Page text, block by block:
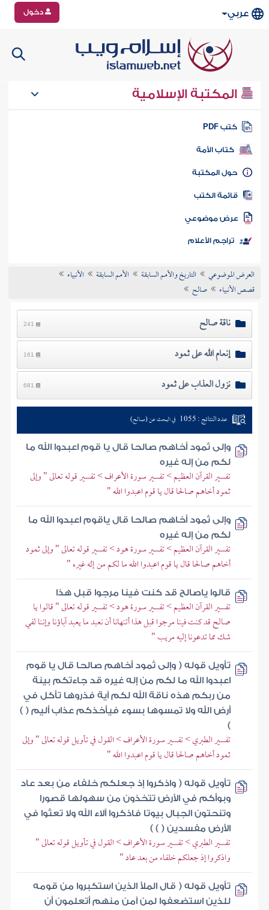
عربي دخول
المكتبة الإسلامية
كتب PDF
كتاب الأمة
المكتبة
الكتب
موضوعي
تراجم الأعلام
العرض الموضوعي التاريخ والأمم السابقة الأمم السابقة
الأنبياء
قصص الأنبياء
صالح
ناقة صالح 241
إنعام الله على ثمود 161
نزول العذاب على ثمود 681
عدد النتائج : 1055 في البحث عن (صالح)
وإلى ثمود أخاهم صالحا قال يا قوم اعبدوا الله ما
لكم من إله غيره
تفسير القرآن العظيم > تفسير سورة الأعراف > تفسير قوله تعالى " وإلى
ثمود أخاهم صالحا قال يا قوم اعبدوا الله "
وإلى ثمود أخاهم صالحا قال ياقوم اعبدوا الله ما
لكم من إله غيره
تفسير القرآن العظيم > تفسير سورة هود > تفسير قوله تعالى " وإلى ثمود
أخاهم صالحا قال يا قوم اعبدوا الله ما لكم من إله غيره "
قالوا ياصالح قد كنت فينا مرجوا قبل هذا
تفسير القرآن العظيم > تفسير سورة هود > تفسير قوله تعالى " قالوا يا
صالح قد كنت فينا مرجوا قبل هذا أتنهانا أن نعبد ما يعبد آباؤنا وإننا لفي
شك مما تدعونا إليه مريب "
تأويل قوله ( وإلى ثمود أخاهم صالحا قال يا قوم
اعبدوا الله ما لكم من إله غيره قد جاءتكم بينة
من ربكم هذه ناقة الله لكم آية فذروها تأكل في
أرض الله ولا تمسوها بسوء فيأخذكم عذاب أليم ( )
)
تفسير الطبري > تفسير سورة الأعراف > القول في تأويل قوله تعالى " وإلى
ثمود أخاهم صالحا قال يا قوم اعبدوا الله "
تأويل قوله ( واذكروا إذ جعلكم خلفاء من بعد عاد
وبوأكم في الأرض تتخذون من سهولها قصورا
وتنحتون الجبال بيوتا فاذكروا آلاء الله ولا تعثوا في
الأرض مفسدين ( ) )
تفسير الطبري > تفسير سورة الأعراف > القول في تأويل قوله تعالى "
واذكروا إذ جعلكم خلفاء من بعد عاد "
تأويل قوله ( قال الملأ الذين استكبروا من قومه
للذين استضعفوا لمن آمن منهم أتعلمون أن